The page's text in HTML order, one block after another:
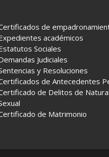
de
académicos
Sociales
Judiciales
y Resoluciones
de Antecedentes
de Delitos de
de Matrimonio